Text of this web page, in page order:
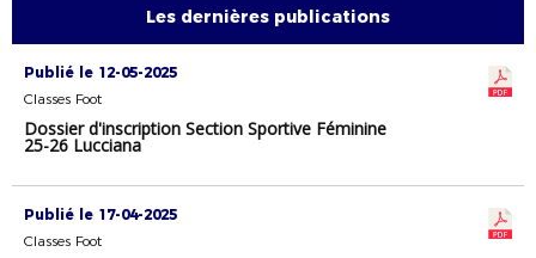
Les dernières publications
Publié le 12-05-2025
Classes Foot
Dossier d'inscription Section Sportive Féminine
25-26 Lucciana
Publié le 17-04-2025
Classes Foot